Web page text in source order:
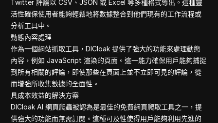
Twitter 評論以 CSV、JSON 或 Excel 等多種格式導出。這種靈
活性確保使用者能夠輕鬆地將數據整合到他們現有的工作流程或
分析工具中。
動態內容處理
作為一個網站抓取工具，DICloak 提供了強大的功能來處理動態
內容，例如 JavaScript 渲染的頁面。這一能力確保用戶能夠捕捉
到所有相關的評論，即使那些在頁面上並不立即可見的評論，從
而增強所收集數據的全面性。
具成本效益的解決方案
DICloak AI 網頁爬蟲被認為是最佳的免費網頁爬取工具之一，提
供強大的功能而無需訂閱。這種可及性使得用戶能夠利用先進的